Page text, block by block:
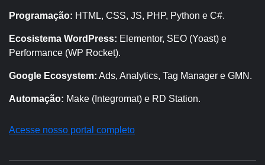
Programação: HTML, CSS, JS, PHP, Python e C#.
Ecosistema WordPress: Elementor, SEO (Yoast) e
Performance (WP Rocket).
Google Ecosystem: Ads, Analytics, Tag Manager e GMN.
Automação: Make (Integromat) e RD Station.
Acesse nosso portal completo